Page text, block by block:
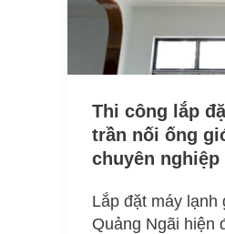
Thi công lắp
trần nối ống
chuyên nghiệp
Lắp đặt máy lạnh
Quảng Ngãi hiện
lạnh
trần
nối
gió
Quảng
Ngãi
chuyên
nghiệp